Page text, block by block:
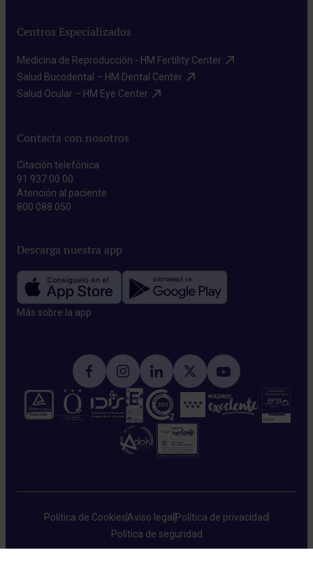
Centros Especializados
Medicina de Reproducción - HM Fertility Center​
Salud Bucodental – HM Dental Center​
Salud Ocular – HM Eye Center​
Contacta con nosotros
Citación telefónica
91 937 00 00
Atención al paciente
800 088 050
Descarga nuestra app
Más sobre la app​
Política de CookiesAviso legal Política de privacidad
Política de seguridad